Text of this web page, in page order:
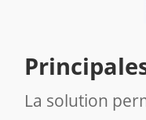
La solution